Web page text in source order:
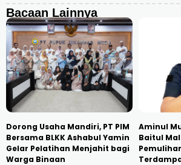
Bacaan Lainnya
Dorong Usaha Mandiri, PT PIM
Bersama BLKK Ashabul Yamin
Gelar Pelatihan Menjahit bagi
Warga Binaan
Aminul
Baitul